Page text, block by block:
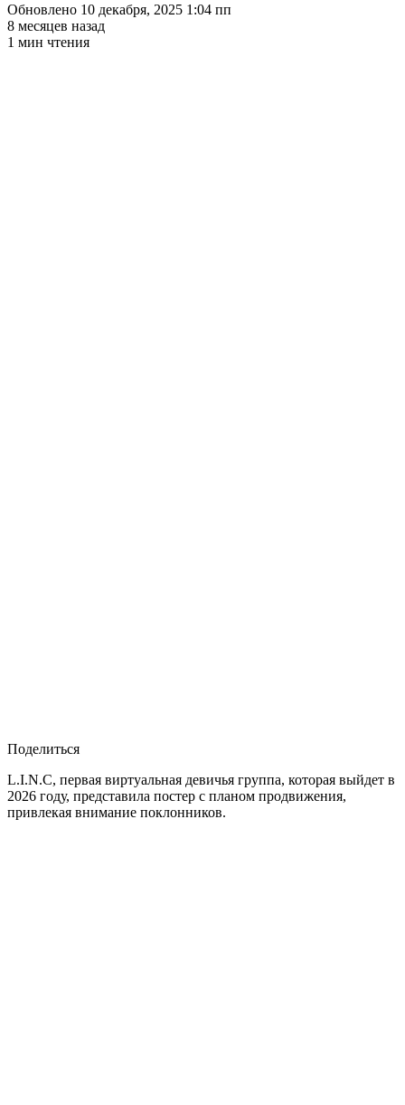
Обновлено 10 декабря, 2025 1:04 пп
8 месяцев назад
1 мин чтения
Поделиться
L.I.N.C, первая виртуальная девичья группа, которая выйдет в
2026 году, представила постер с планом продвижения,
привлекая внимание поклонников.